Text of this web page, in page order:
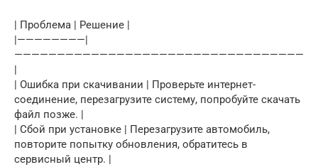
| Проблема | Решение |
|————————|
——————————————————————————————————
| Ошибка при скачивании | Проверьте интернет-
соединение, перезагрузите систему, попробуйте скачать
файл позже. |
| Сбой при установке | Перезагрузите автомобиль,
повторите попытку обновления, обратитесь в
сервисный центр. |